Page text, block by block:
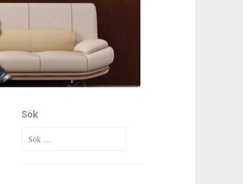
Sök
Sök efter: